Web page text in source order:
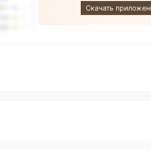
Скачать